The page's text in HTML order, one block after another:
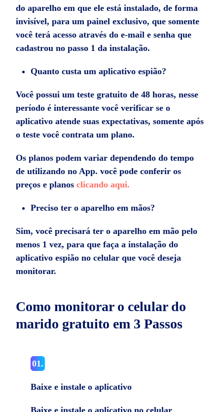
do aparelho em que ele está instalado, de forma
invisível, para um painel exclusivo, que somente
você terá acesso através do e-mail e senha que
cadastrou no passo 1 da instalação.
Quanto custa um aplicativo espião?
Você possui um teste gratuito de 48 horas, nesse
período é interessante você verificar se o
aplicativo atende suas expectativas, somente após
o teste você contrata um plano.
Os planos podem variar dependendo do tempo
de utilizando no App. você pode conferir os
preços e planosclicando aqui.
Preciso ter o aparelho em mãos?
Sim, você precisará ter o aparelho em mão pelo
menos 1 vez, para que faça a instalação do
aplicativo espião no celular que você deseja
monitorar.
Como monitorar o celular do
marido gratuito em 3 Passos
01.
Baixe e instale o aplicativo
Baixe e instale o aplicativo no celular